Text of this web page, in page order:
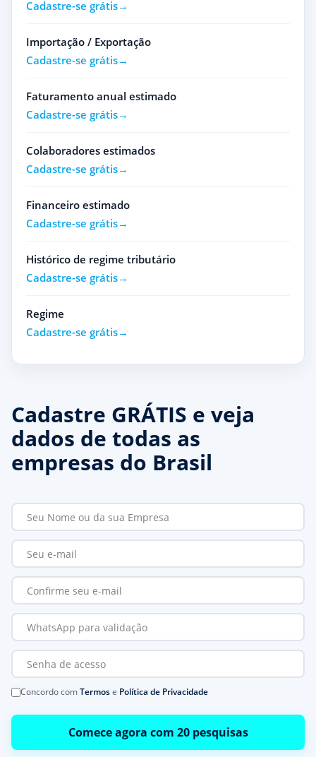
Cadastre-se grátis
Importação / Exportação
Cadastre-se grátis
Faturamento anual estimado
Cadastre-se grátis
Colaboradores estimados
Cadastre-se grátis
Financeiro estimado
Cadastre-se grátis
Histórico de regime tributário
Cadastre-se grátis
Regime
Cadastre-se grátis
Cadastre GRÁTIS e veja
dados de todas as
empresas do Brasil
Concordo comTermose Política de Privacidade
Comece agora com 20 pesquisas